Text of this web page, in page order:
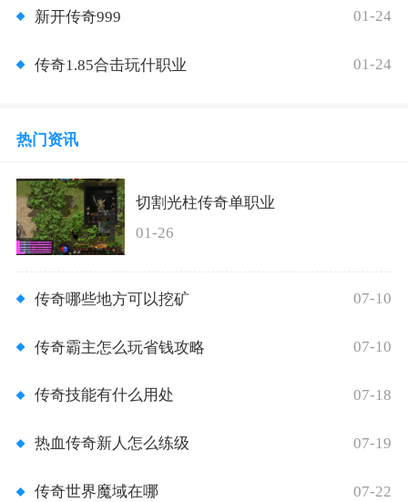
新开传奇999 01-24
传奇1.85合击玩什职业 01-24
热门资讯
切割光柱传奇单职业
01-26
传奇哪些地方可以挖矿 07-10
传奇霸主怎么玩省钱攻略 07-10
传奇技能有什么用处 07-18
热血传奇新人怎么练级 07-19
传奇世界魔域在哪 07-22